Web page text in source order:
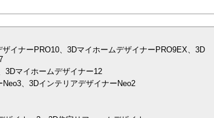
イナーPRO10、3DマイホームデザイナーPRO9EX、3D
3Dマイホームデザイナー12
、3DインテリアデザイナーNeo2